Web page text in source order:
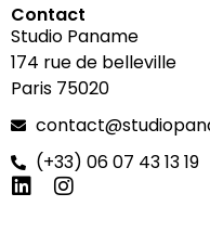
Contact
Studio Paname
174 rue de belleville
Paris 75020
(+33) 06 07 43 13 19